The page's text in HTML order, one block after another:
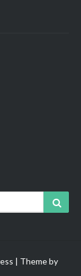
| Theme by